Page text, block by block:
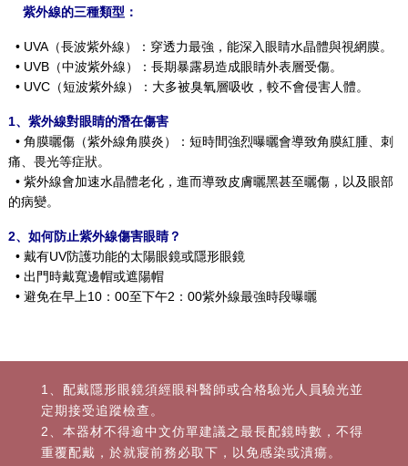
紫外線的三種類型：
• UVA（長波紫外線）：穿透力最強，能深入眼睛水晶體與視網膜。
• UVB（中波紫外線）：長期暴露易造成眼睛外表層受傷。
• UVC（短波紫外線）：大多被臭氧層吸收，較不會侵害人體。
1、紫外線對眼睛的潛在傷害
• 角膜曬傷（紫外線角膜炎）：短時間強烈曝曬會導致角膜紅腫、刺
痛、畏光等症狀。
• 紫外線會加速水晶體老化，進而導致皮膚曬黑甚至曬傷，以及眼部
的病變。
2、如何防止紫外線傷害眼睛？
• 戴有UV防護功能的太陽眼鏡或隱形眼鏡
• 出門時戴寬邊帽或遮陽帽
• 避免在早上10：00至下午2：00紫外線最強時段曝曬
1、配戴隱形眼鏡須經眼科醫師或合格驗光人員驗光並
定期接受追蹤檢查。
2、本器材不得逾中文仿單建議之最長配鏡時數，不得
重覆配戴，於就寢前務必取下，以免感染或潰瘍。